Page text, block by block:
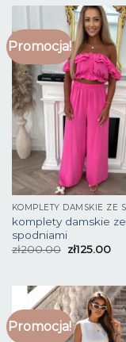
Promocja!
komplety damskie ze
spodniami
zł200.00 zł125.00
Promocja!